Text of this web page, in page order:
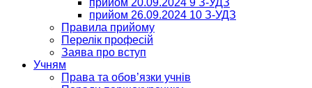
прийом 20.09.2024 9 З-УДЗ
прийом 26.09.2024 10 З-УДЗ
Правила прийому
Перелік професій
Заява про вступ
Учням
Права та обов’язки учнів